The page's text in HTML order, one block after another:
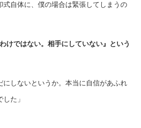
式自体に、僕の場合は緊張してしまうの
けではない。相手にしていない』という
にしないというか。本当に自信があふれ
た」